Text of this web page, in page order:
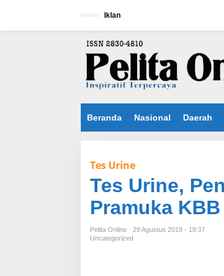
Iklan
Beranda Nasional Daerah
Tes Urine
Tes Urine,
Pramuka
Pelita Online
29 Agustus 2019 - 19:37
Uncategorized